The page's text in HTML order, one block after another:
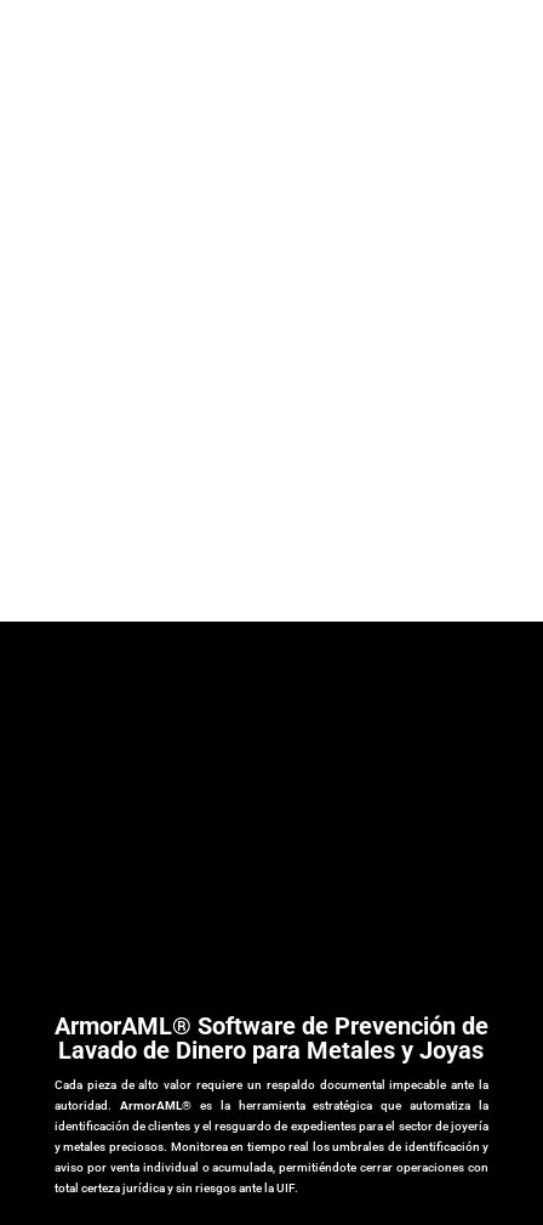
ArmorAML® Software de Prevención de
Lavado de Dinero para Metales y Joyas
Cada pieza de alto valor requiere un respaldo documental impecable ante la
autoridad. ArmorAML®es la herramienta estratégica que automatiza la
identificación de clientes y el resguardo de expedientes para el sector de joyería
y metales preciosos. Monitorea en tiempo real los umbrales de identificación y
aviso por venta individual o acumulada, permitiéndote cerrar operaciones con
total certeza jurídica y sin riesgos ante la UIF.